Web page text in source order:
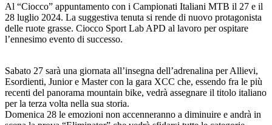
Al “Ciocco” appuntamento con i Campionati Italiani MTB il 27 e il
28 luglio 2024. La suggestiva tenuta si rende di nuovo protagonista
delle ruote grasse. Ciocco Sport Lab APD al lavoro per ospitare
l’ennesimo evento di successo.
Sabato 27 sarà una giornata all’insegna dell’adrenalina per Allievi,
Esordienti, Junior e Master con la gara XCC che, essendo fra le più
recenti del panorama mountain bike, vedrà assegnare il titolo italiano
per la terza volta nella sua storia.
Domenica 28 le emozioni non accenneranno a diminuire e andrà in